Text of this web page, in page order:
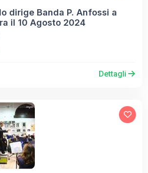
dirige Banda P. Anfossi a
il 10 Agosto 2024
Dettagli